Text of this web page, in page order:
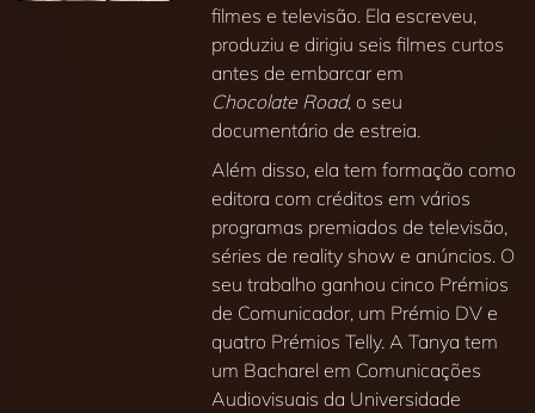
filmes e televisão. Ela escreveu,
produziu e dirigiu seis filmes curtos
antes de embarcar em
Chocolate Road, o seu
documentário de estreia.
Além disso, ela tem formação como
editora com créditos em vários
programas premiados de televisão,
séries de reality show e anúncios. O
seu trabalho ganhou cinco Prémios
de Comunicador, um Prémio DV e
quatro Prémios Telly. A Tanya tem
um Bacharel em Comunicações
Audiovisuais da Universidade